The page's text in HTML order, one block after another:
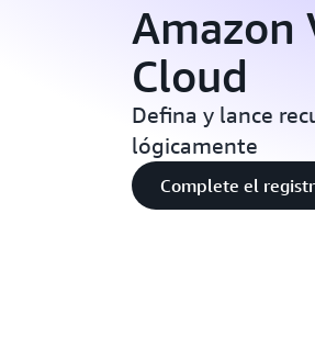
Amazon
Cloud
Defina y lance
lógicamente
Complete el